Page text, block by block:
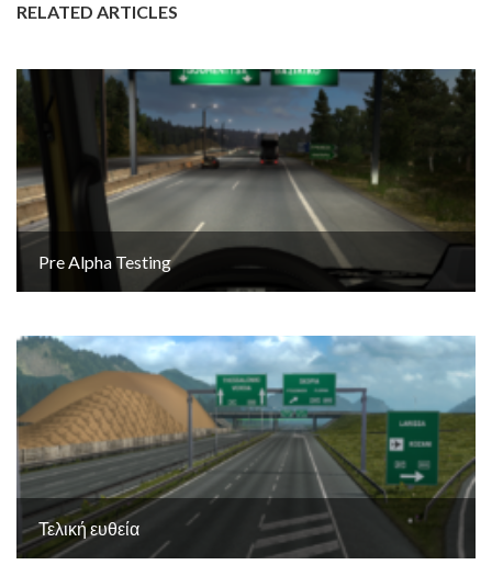
RELATED ARTICLES
Pre Alpha Testing
Τελική ευθεία